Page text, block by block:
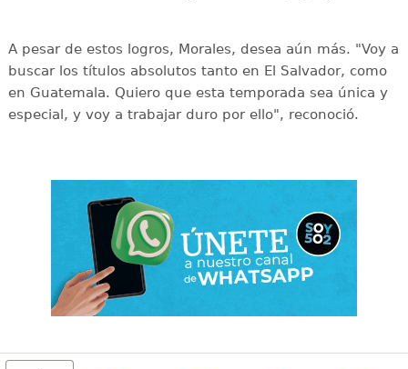
A pesar de estos logros, Morales, desea aún más. "Voy a
buscar los títulos absolutos tanto en El Salvador, como
en Guatemala. Quiero que esta temporada sea única y
especial, y voy a trabajar duro por ello", reconoció.